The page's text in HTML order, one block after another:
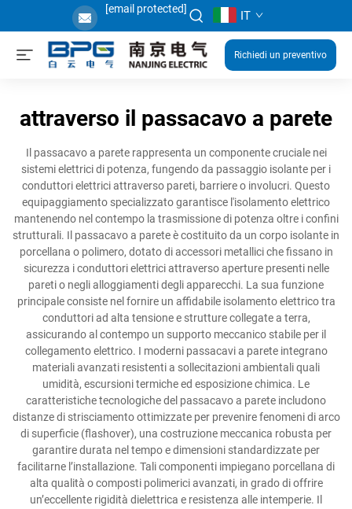
[email protected] IT
Richiedi un preventivo
attraverso il passacavo a parete
Il passacavo a parete rappresenta un componente cruciale nei
sistemi elettrici di potenza, fungendo da passaggio isolante per i
conduttori elettrici attraverso pareti, barriere o involucri. Questo
equipaggiamento specializzato garantisce l'isolamento elettrico
mantenendo nel contempo la trasmissione di potenza oltre i confini
strutturali. Il passacavo a parete è costituito da un corpo isolante in
porcellana o polimero, dotato di accessori metallici che fissano in
sicurezza i conduttori elettrici attraverso aperture presenti nelle
pareti o negli alloggiamenti degli apparecchi. La sua funzione
principale consiste nel fornire un affidabile isolamento elettrico tra
conduttori ad alta tensione e strutture collegate a terra,
assicurando al contempo un supporto meccanico stabile per il
collegamento elettrico. I moderni passacavi a parete integrano
materiali avanzati resistenti a sollecitazioni ambientali quali
umidità, escursioni termiche ed esposizione chimica. Le
caratteristiche tecnologiche del passacavo a parete includono
distanze di strisciamento ottimizzate per prevenire fenomeni di arco
di superficie (flashover), una costruzione meccanica robusta per
garantire durata nel tempo e dimensioni standardizzate per
facilitarne l’installazione. Tali componenti impiegano porcellana di
alta qualità o composti polimerici avanzati, in grado di offrire
un’eccellente rigidità dielettrica e resistenza alle intemperie. Il